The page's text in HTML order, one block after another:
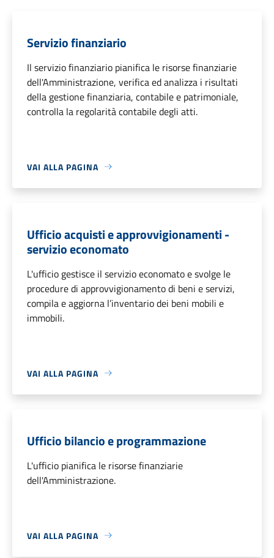
Servizio finanziario
Il servizio finanziario pianifica le risorse finanziarie
dell'Amministrazione, verifica ed analizza i risultati
della gestione finanziaria, contabile e patrimoniale,
controlla la regolarità contabile degli atti.
VAI ALLA PAGINA
Ufficio acquisti e approvvigionamenti -
servizio economato
L'ufficio gestisce il servizio economato e svolge le
procedure di approvvigionamento di beni e servizi,
compila e aggiorna l’inventario dei beni mobili e
immobili.
VAI ALLA PAGINA
Ufficio bilancio e programmazione
L'ufficio pianifica le risorse finanziarie
dell'Amministrazione.
VAI ALLA PAGINA